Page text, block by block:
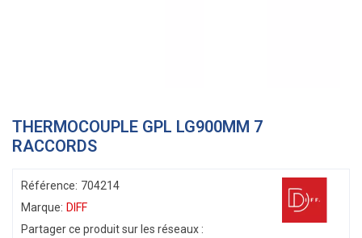
THERMOCOUPLE GPL LG900MM 7
RACCORDS
Référence: 704214
Marque: DIFF